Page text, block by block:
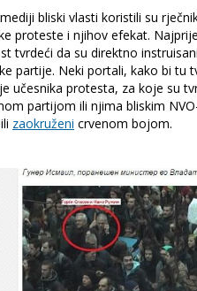
bliski vlasti koristili su
proteste i njihov efekat.
tvrdeći da su direktno
partije. Neki portali, kako bi tu
učesnika protesta, za koje su
partijom ili njima bliskim
ili zaokruženi crvenom bojom.